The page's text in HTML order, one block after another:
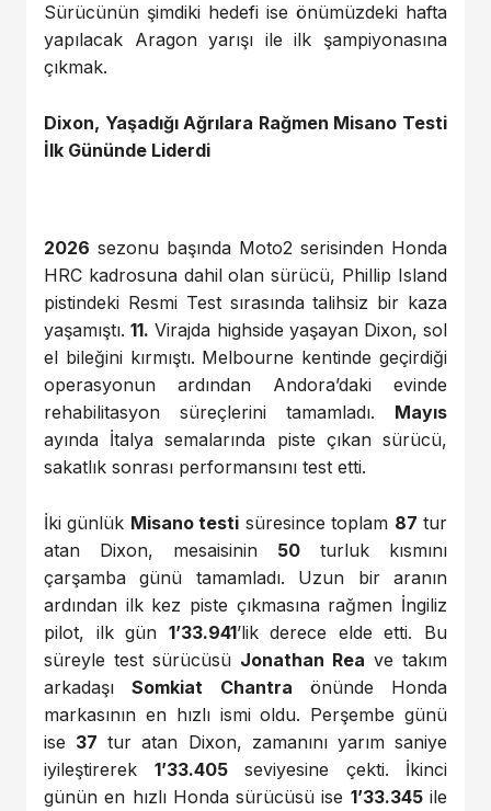
Sürücünün şimdiki hedefi ise önümüzdeki hafta
yapılacak Aragon yarışı ile ilk şampiyonasına
çıkmak.
Dixon, Yaşadığı Ağrılara Rağmen Misano Testi
İlk Gününde Liderdi
2026 sezonu başında Moto2 serisinden Honda
HRC kadrosuna dahil olan sürücü, Phillip Island
pistindeki Resmi Test sırasında talihsiz bir kaza
yaşamıştı.11. Virajda highside yaşayan Dixon, sol
el bileğini kırmıştı. Melbourne kentinde geçirdiği
operasyonun ardından Andora’daki evinde
rehabilitasyon süreçlerini tamamladı. Mayıs
ayında İtalya semalarında piste çıkan sürücü,
sakatlık sonrası performansını test etti.
İki günlük Misano testi süresince toplam 87 tur
atan Dixon, mesaisinin 50 turluk kısmını
çarşamba günü tamamladı. Uzun bir aranın
ardından ilk kez piste çıkmasına rağmen İngiliz
pilot, ilk gün 1’33.941’lik derece elde etti. Bu
süreyle test sürücüsü Jonathan Rea ve takım
arkadaşıSomkiat Chantra önünde Honda
markasının en hızlı ismi oldu. Perşembe günü
ise 37 tur atan Dixon, zamanını yarım saniye
iyileştirerek 1’33.405seviyesine çekti. İkinci
günün en hızlı Honda sürücüsü ise 1’33.345ile